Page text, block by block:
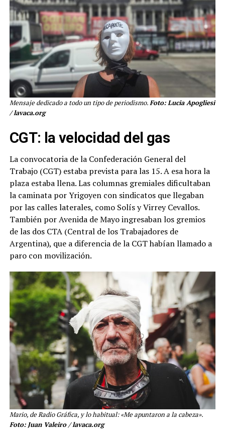
Mensaje dedicado a todo un tipo de periodismo. Foto: Lucia Apogliesi
/ lavaca.org
CGT: la velocidad del gas
La convocatoria de la Confederación General del
Trabajo (CGT) estaba prevista para las 15. A esa hora la
plaza estaba llena. Las columnas gremiales dificultaban
la caminata por Yrigoyen con sindicatos que llegaban
por las calles laterales, como Solís y Virrey Cevallos.
También por Avenida de Mayo ingresaban los gremios
de las dos CTA (Central de los Trabajadores de
Argentina), que a diferencia de la CGT habían llamado a
paro con movilización.
Mario, de Radio Gráfica, y lo habitual: «Me apuntaron a la cabeza».
Foto: Juan Valeiro / lavaca.org